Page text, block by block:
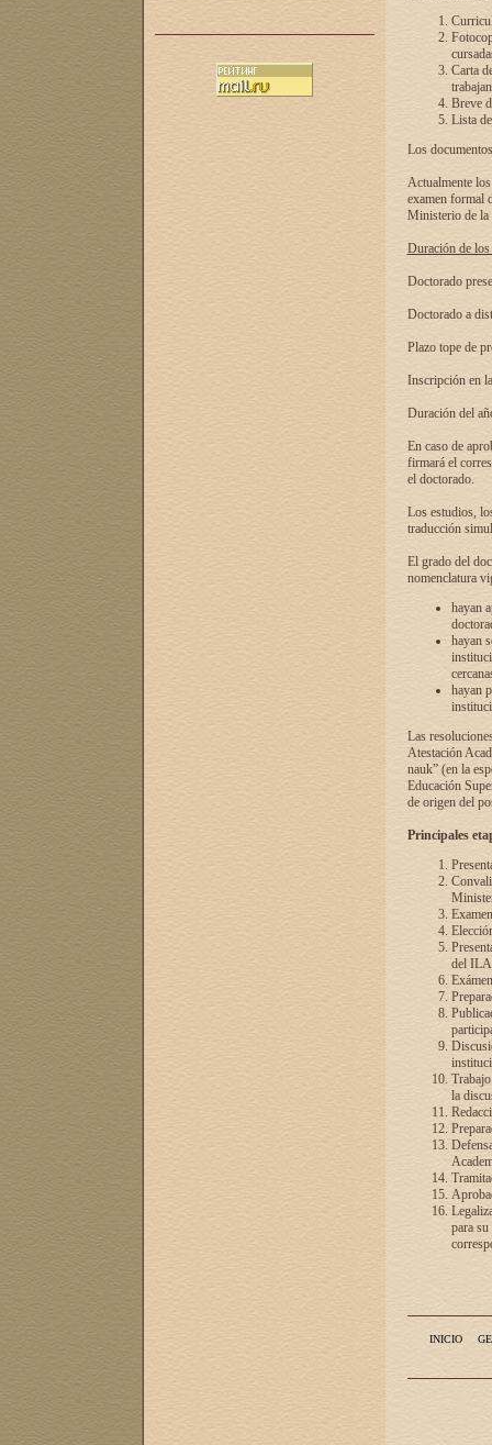
Carta
Breve
Lista
Los
Actualmente
examen formal
Ministerio de la
Duración de
Doctorado
Doctorado a
Plazo tope de
Inscripción en
Duración del
En caso de
firmará el
el doctorado.
Los estudios,
traducción
El grado del
nomenclatura
hayan
hayan
hayan
Las
Atestación
nauk” (en la
Educación
de origen del
Principales
del
la
para
INICIO